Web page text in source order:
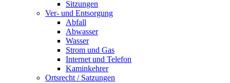
Sitzungen
Ver- und Entsorgung
Abfall
Abwasser
Wasser
Strom und Gas
Internet und Telefon
Kaminkehrer
Ortsrecht / Satzungen